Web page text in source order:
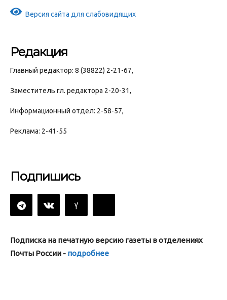
Версия сайта для слабовидящих
Редакция
Главный редактор: 8 (38822) 2-21-67,
Заместитель гл. редактора 2-20-31,
Информационный отдел: 2-58-57,
Реклама: 2-41-55
Подпишись
Подписка на печатную версию газеты в отделениях
Почты России - подробнее